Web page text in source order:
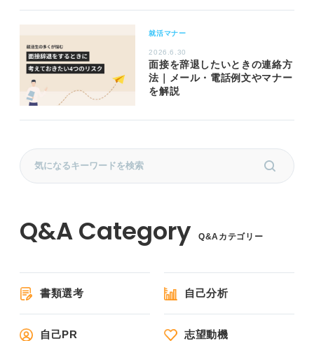
就活マナー
2026.6.30
面接を辞退したいときの連絡方
法｜メール・電話例文やマナー
を解説
Q&Aカテゴリー
書類選考 自己分析
自己PR 志望動機